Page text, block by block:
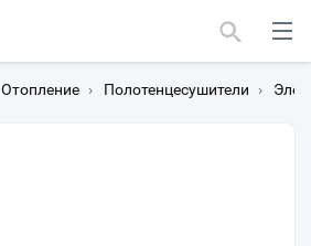
Отопление › Полотенцесушители ›